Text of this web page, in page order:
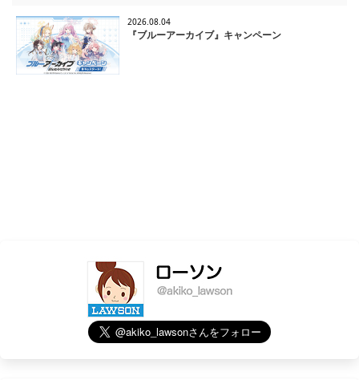
2026.08.04
『ブルーアーカイブ』キャンペーン